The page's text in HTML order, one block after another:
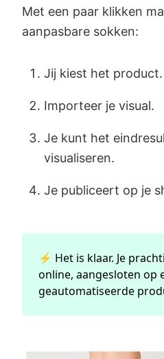
Met een paar klikken
aanpasbare sokken:
Jij kiest het product.
Importeer je visual.
Je kunt het
visualiseren.
Je publiceert op je
⚡ Het is klaar. Je
online, aangesloten op
geautomatiseerde